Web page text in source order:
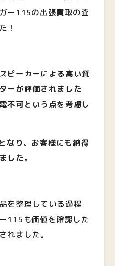
ー115の出張買取の査
！
ピーカーによる高い質
ーが評価されました
不可という点を考慮し
なり、お客様にも納得
した。
を整理している過程
115も価値を確認した
れました。